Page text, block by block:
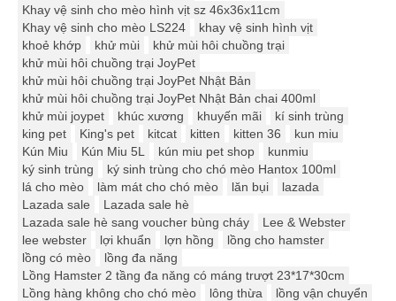
Khay vệ sinh cho mèo hình vịt sz 46x36x11cm
Khay vệ sinh cho mèo LS224
khay vệ sinh hình vịt
khoẻ khớp
khử mùi
khử mùi hôi chuồng trại
khử mùi hôi chuồng trại JoyPet
khử mùi hôi chuồng trại JoyPet Nhật Bản
khử mùi hôi chuồng trại JoyPet Nhật Bản chai 400ml
khử mùi joypet
khúc xương khuyến mãi
kí sinh trùng
king pet
King's pet kitcat kitten kitten 36
kun miu
Kún Miu
Kún Miu 5L kún miu pet shop
kunmiu
ký sinh trùng
ký sinh trùng cho chó mèo Hantox 100ml
lá cho mèo
làm mát cho chó mèo lăn bụi
lazada
Lazada sale
Lazada sale hè
Lazada sale hè sang voucher bùng cháy
Lee & Webster
lee webster
lợi khuẩn lợn hồng
lồng cho hamster
lồng có mèo
lồng đa năng
Lồng Hamster 2 tầng đa năng có máng trượt 23*17*30cm
Lồng hàng không cho chó mèo
lông thừa
lồng vận chuyển